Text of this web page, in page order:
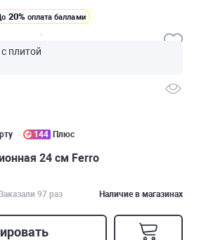
20% оплата баллами
плитой
144 Плюс
24 см Ferro
97 раз Наличие в магазинах